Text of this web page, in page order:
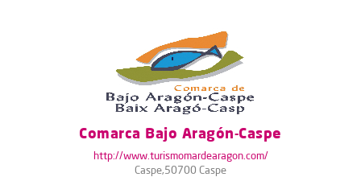
Comarca Bajo Aragón-Caspe
http://www.turismomardearagon.com/
Caspe,50700 Caspe